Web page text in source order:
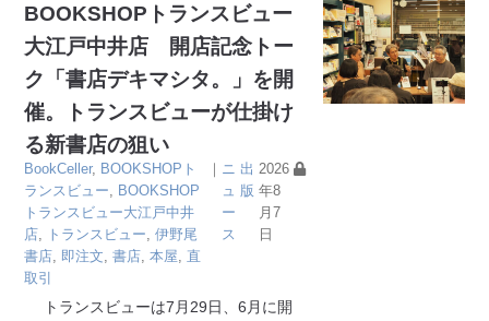
BOOKSHOPトランスビュー
大江戸中井店 開店記念トー
ク「書店デキマシタ。」を開
催。トランスビューが仕掛け
る新書店の狙い
BookCeller, BOOKSHOPト
ランスビュー
BOOKSHOP
トランスビュー大江戸中井
店
トランスビュー ,伊野尾
書店 即注文 ,書店 ,本屋
直
取引
｜ ニ
ュ
ー
ス
出
版
2026
年8
月7
日
トランスビューは7月29日、6月に開